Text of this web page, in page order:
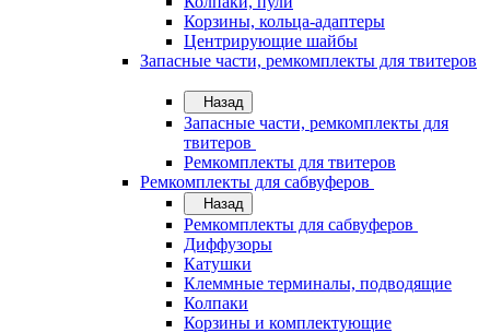
Корзины, кольца-адаптеры
Центрирующие шайбы
Запасные части, ремкомплекты для твитеров
Назад
Запасные части, ремкомплекты для
твитеров
Ремкомплекты для твитеров
Ремкомплекты для сабвуферов
Назад
Ремкомплекты для сабвуферов
Диффузоры
Катушки
Клеммные терминалы, подводящие
Колпаки
Корзины и комплектующие